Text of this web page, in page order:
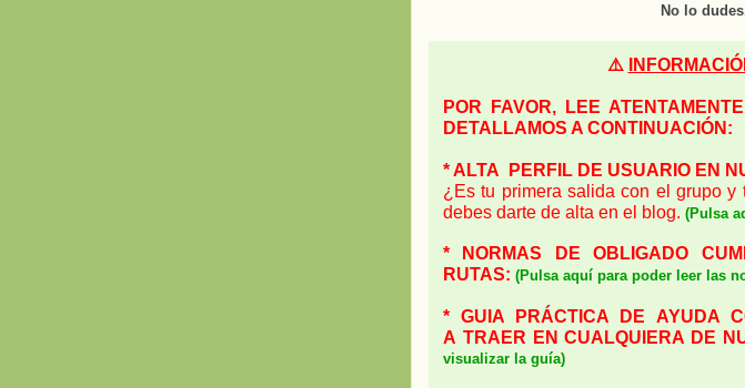
No lo
⚠️
POR FAVOR, LEE
DETALLAMOS A CONTINUACIÓN:
* ALTA PERFIL DE USUARIO EN
¿Es tu primera salida con el grupo
debes darte de alta en el blog. (Pulsa
* NORMAS DE OBLIGADO
RUTAS: (Pulsa aquí para poder leer las
* GUIA PRÁCTICA DE AYUDA
A TRAER EN CUALQUIERA DE
visualizar la guía)